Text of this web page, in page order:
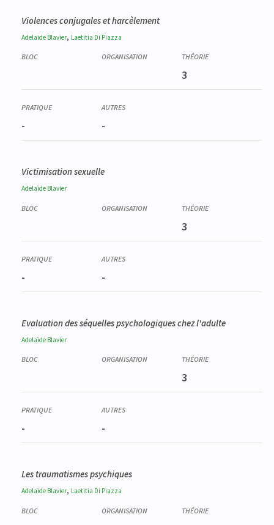
Violences conjugales et harcèlement
Adelaïde Blavier, Laetitia Di Piazza
3
- -
Victimisation sexuelle
Adelaïde Blavier
3
- -
Evaluation des séquelles psychologiques chez l'adulte
Adelaïde Blavier
3
- -
Les traumatismes psychiques
Adelaïde Blavier, Laetitia Di Piazza